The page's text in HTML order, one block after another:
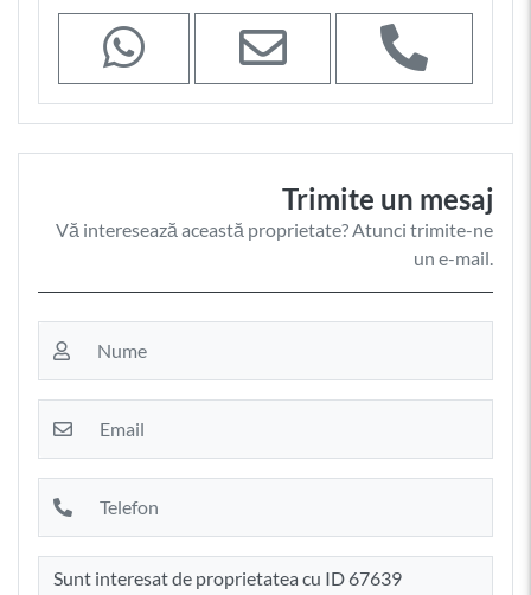
Trimite un mesaj
Vă interesează această proprietate? Atunci trimite-ne
un e-mail.